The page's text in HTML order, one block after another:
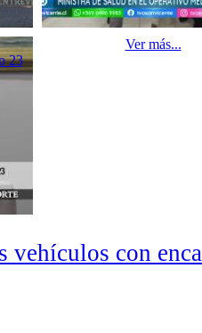
23
Ver más...
vehículos con